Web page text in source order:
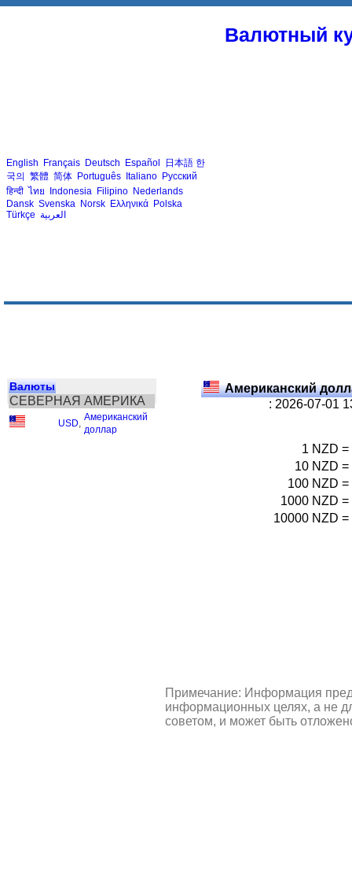
Валютный
English Français Deutsch Español 日本語 한
국의 繁體 简体 Português Italiano Русский
हिन्दी ไทย Indonesia Filipino Nederlands
Dansk Svenska Norsk Ελληνικά Polska
Türkçe العربية
Валюты
СЕВЕРНАЯ АМЕРИКА
USD
Американский
доллар
Американский
: 2026-07-01
1 NZD =
10 NZD =
100 NZD =
1000 NZD =
10000 NZD =
Примечание: Информация
информационных целях, а не
советом, и может быть